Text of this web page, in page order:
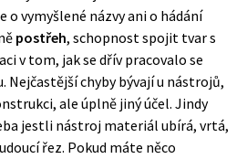
o vymyšlené názvy ani o hádání
postřeh, schopnost spojit tvar s
v tom, jak se dřív pracovalo se
Nejčastější chyby bývají u nástrojů,
ale úplně jiný účel. Jindy
jestli nástroj materiál ubírá, vrtá,
řez. Pokud máte něco